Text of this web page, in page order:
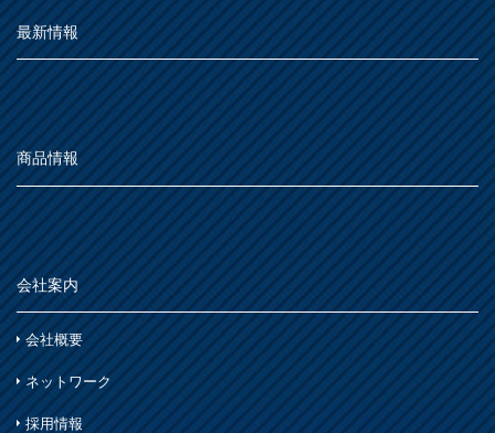
最新情報
商品情報
会社案内
会社概要
ネットワーク
採用情報